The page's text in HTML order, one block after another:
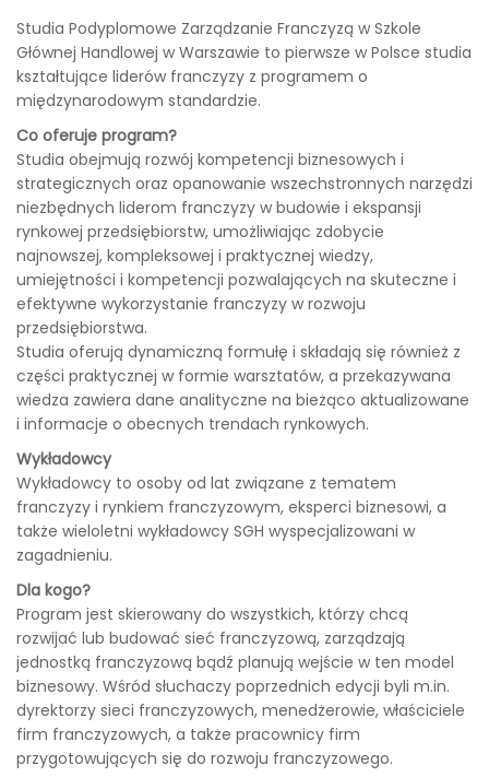
Studia Podyplomowe Zarządzanie Franczyzą w Szkole
Głównej Handlowej w Warszawie to pierwsze w Polsce studia
kształtujące liderów franczyzy z programem o
międzynarodowym standardzie.
Co oferuje program?
Studia obejmują rozwój kompetencji biznesowych i
strategicznych oraz opanowanie wszechstronnych narzędzi
niezbędnych liderom franczyzy w budowie i ekspansji
rynkowej przedsiębiorstw, umożliwiając zdobycie
najnowszej, kompleksowej i praktycznej wiedzy,
umiejętności i kompetencji pozwalających na skuteczne i
efektywne wykorzystanie franczyzy w rozwoju
przedsiębiorstwa.
Studia oferują dynamiczną formułę i składają się również z
części praktycznej w formie warsztatów, a przekazywana
wiedza zawiera dane analityczne na bieżąco aktualizowane
i informacje o obecnych trendach rynkowych.
Wykładowcy
Wykładowcy to osoby od lat związane z tematem
franczyzy i rynkiem franczyzowym, eksperci biznesowi, a
także wieloletni wykładowcy SGH wyspecjalizowani w
zagadnieniu.
Dla kogo?
Program jest skierowany do wszystkich, którzy chcą
rozwijać lub budować sieć franczyzową, zarządzają
jednostką franczyzową bądź planują wejście w ten model
biznesowy. Wśród słuchaczy poprzednich edycji byli m.in.
dyrektorzy sieci franczyzowych, menedżerowie, właściciele
firm franczyzowych, a także pracownicy firm
przygotowujących się do rozwoju franczyzowego.